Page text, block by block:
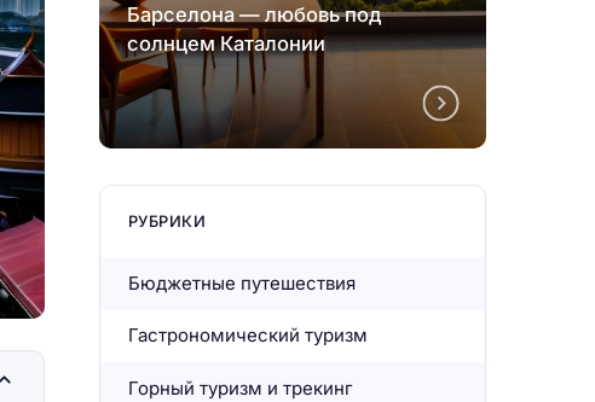
Барселона — любовь под
солнцем Каталонии
РУБРИКИ
Бюджетные путешествия
Гастрономический туризм
Горный туризм и трекинг